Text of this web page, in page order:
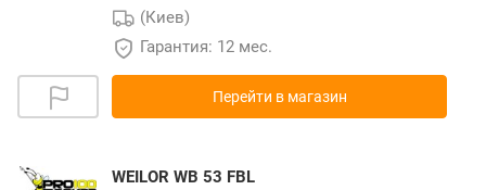
(Киев)
Гарантия: 12 мес.
Перейти в магазин
WEILOR WB 53 FBL